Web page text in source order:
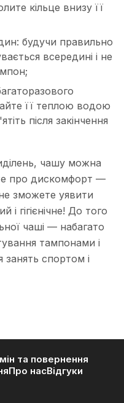
кільце внизу її
будучи правильно
всередині і не
її теплою водою
після закінчення
чашу можна
про дискомфорт —
зможете уявити
і гігієнічне! До того
чаші — набагато
тампонами і
спортом і
та повернення
Про насВідгуки